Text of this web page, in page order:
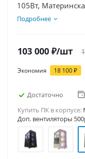
105Вт,
Видеокарта RTX
Подробнее
103 000 ₽/шт
Экономия 18 100₽
Достаточно
Купить ПК в корпусе:
Доп. вентиляторы